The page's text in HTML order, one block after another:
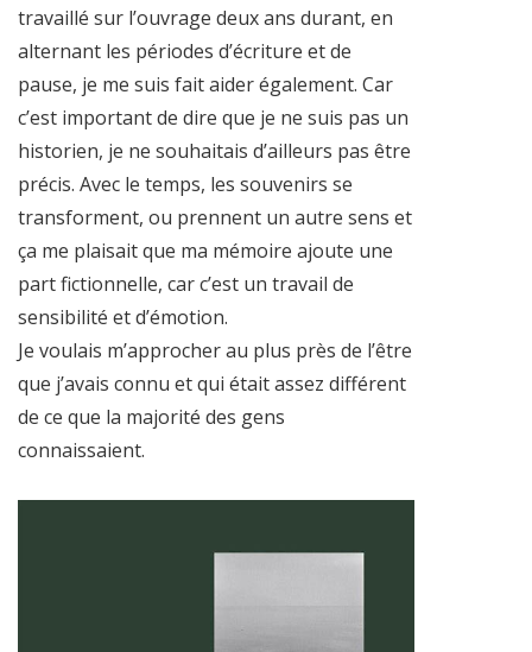
travaillé sur l’ouvrage deux ans durant, en
alternant les périodes d’écriture et de
pause, je me suis fait aider également. Car
c’est important de dire que je ne suis pas un
historien, je ne souhaitais d’ailleurs pas être
précis. Avec le temps, les souvenirs se
transforment, ou prennent un autre sens et
ça me plaisait que ma mémoire ajoute une
part fictionnelle, car c’est un travail de
sensibilité et d’émotion.
Je voulais m’approcher au plus près de l’être
que j’avais connu et qui était assez différent
de ce que la majorité des gens
connaissaient.